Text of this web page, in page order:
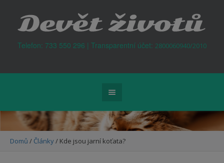
Telefon: 733 550 296 | Transparentní účet: 2800060940/2010
Domů / Články/ Kde jsou jarní koťata?